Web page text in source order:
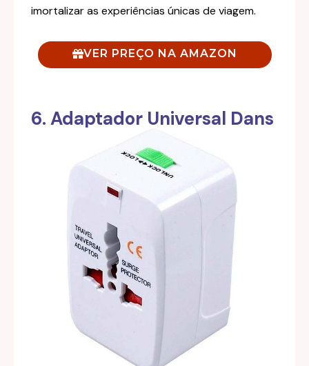
imortalizar as experiências únicas de viagem.
VER PREÇO NA AMAZON
6. Adaptador Universal Dans